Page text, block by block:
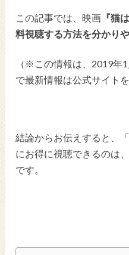
この記事では、映画 『猫
料視聴する方法を分かり
（※この情報は、2019年
で最新情報は公式サイト
結論からお伝えすると、
にお得に視聴できるのは
です。